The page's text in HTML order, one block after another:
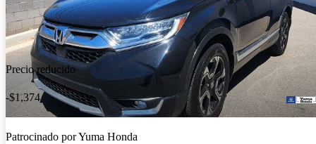
Precio reducido
-$1,374
Patrocinado porYuma Honda